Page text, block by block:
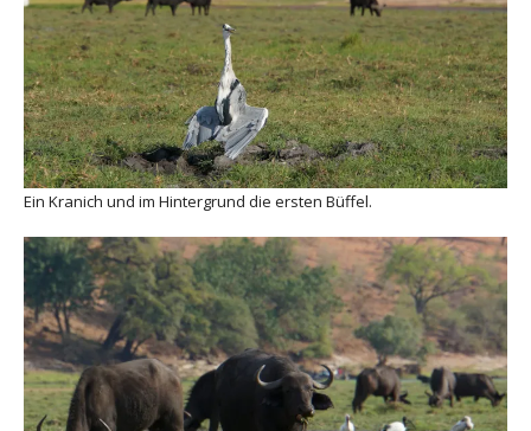
Ein Kranich und im Hintergrund die ersten Büffel.